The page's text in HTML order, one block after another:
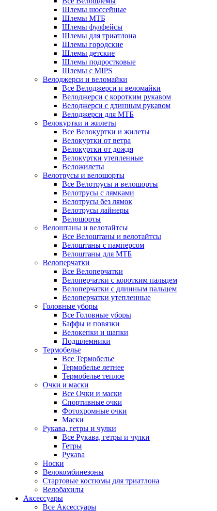
Шлемы шоссейные
Шлемы МТБ
Шлемы фулфейсы
Шлемы для триатлона
Шлемы городские
Шлемы детские
Шлемы подростковые
Шлемы с MIPS
Велоджерси и веломайки
Все Велоджерси и веломайки
Велоджерси с коротким рукавом
Велоджерси с длинным рукавом
Велоджерси для МТБ
Велокуртки и жилеты
Все Велокуртки и жилеты
Велокуртки от ветра
Велокуртки от дождя
Велокуртки утепленные
Веложилеты
Велотрусы и велошорты
Все Велотрусы и велошорты
Велотрусы с лямками
Велотрусы без лямок
Велотрусы лайнеры
Велошорты
Велоштаны и велотайтсы
Все Велоштаны и велотайтсы
Велоштаны с памперсом
Велоштаны для МТБ
Велоперчатки
Все Велоперчатки
Велоперчатки с коротким пальцем
Велоперчатки с длинным пальцем
Велоперчатки утепленные
Головные уборы
Все Головные уборы
Баффы и повязки
Велокепки и шапки
Подшлемники
Термобелье
Все Термобелье
Термобелье летнее
Термобелье теплое
Очки и маски
Все Очки и маски
Спортивные очки
Фотохромные очки
Маски
Рукава, гетры и чулки
Все Рукава, гетры и чулки
Гетры
Рукава
Носки
Велокомбинезоны
Стартовые костюмы для триатлона
Велобахилы
Аксессуары
Все Аксессуары